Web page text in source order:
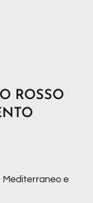
ROSSO
Mediterraneo e